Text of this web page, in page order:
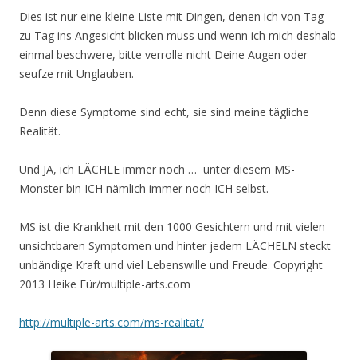
Dies ist nur eine kleine Liste mit Dingen, denen ich von Tag
zu Tag ins Angesicht blicken muss und wenn ich mich deshalb
einmal beschwere, bitte verrolle nicht Deine Augen oder
seufze mit Unglauben.
Denn diese Symptome sind echt, sie sind meine tägliche
Realität.
Und JA, ich LÄCHLE immer noch … unter diesem MS-
Monster bin ICH nämlich immer noch ICH selbst.
MS ist die Krankheit mit den 1000 Gesichtern und mit vielen
unsichtbaren Symptomen und hinter jedem LÄCHELN steckt
unbändige Kraft und viel Lebenswille und Freude. Copyright
2013 Heike Für/multiple-arts.com
http://multiple-arts.com/ms-realitat/